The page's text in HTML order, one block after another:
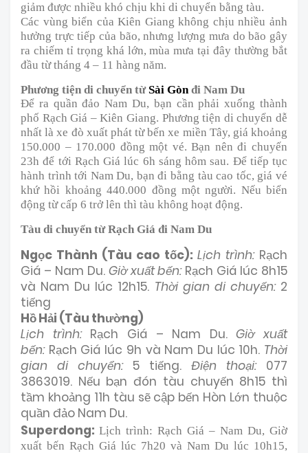
giảm được nhiều khó chịu khi di chuyển bằng tàu.
Các vùng biển của Kiên Giang không chịu nhiều ảnh
hưởng trực tiếp của bão, nhưng lượng mưa do bão gây
ra chiếm tỉ trọng khá lớn, mùa mưa tại đây thường bắt
đầu từ tháng 4 – 11 hàng năm.
Phương tiện di chuyển từSài Gònđi Nam Du
Để ra quần đảo Nam Du, bạn cần phải xuống thành
phố Rạch Giá – Kiên Giang. Phương tiện di chuyển dễ
nhất là xe đò xuất phát từ bến xe miền Tây, giá khoảng
150.000 – 170.000 đồng một vé. Bạn nên đi chuyến
23h để tới Rạch Giá lúc 6h sáng hôm sau. Để tiếp tục
hành trình tới Nam Du, bạn đi bằng tàu cao tốc, giá vé
khứ hồi khoảng 440.000 đồng một người. Nếu biển
động từ cấp 6 trở lên thì tàu không hoạt động.
Tàu di chuyển từ Rạch Giá đi Nam Du
Ngọc Thành (Tàu cao tốc): Lịch trình: Rạch
Giá – Nam Du. Giờ xuất bến: Rạch Giá lúc 8h15
và Nam Du lúc 12h15. Thời gian di chuyến: 2
tiếng
Hồ Hải (Tàu thường)
Lịch trình: Rạch Giá – Nam Du.Giờ xuất
bến: Rạch Giá lúc 9h và Nam Du lúc 10h. Thời
gian di chuyển:
5 tiếng. Điện thoại:
077
3863019. Nếu bạn đón tàu chuyến 8h15 thì
tầm khoảng 11h tàu sẽ cập bến Hòn Lớn thuộc
quần đảo Nam Du.
Superdong: Lịch trình: Rạch Giá – Nam Du, Giờ
xuất bến Rạch Giá lúc 7h20 và Nam Du lúc 10h15,